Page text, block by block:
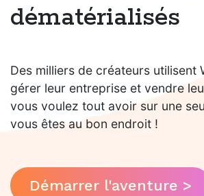
dématérialisés
Des milliers de créateurs utilisent
gérer leur entreprise et vendre
vous voulez tout avoir sur une
vous êtes au bon endroit !
Démarrer l'aventure >